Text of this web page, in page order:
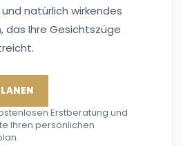
natürlich wirkendes
das Ihre Gesichtszüge
Erstberatung und
Ihren persönlichen